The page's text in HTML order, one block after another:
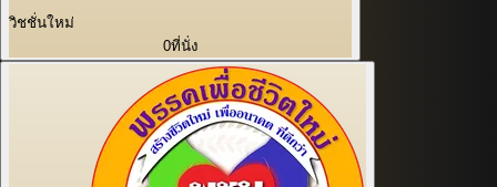
วิชชั่นใหม่
0ที่นั่ง